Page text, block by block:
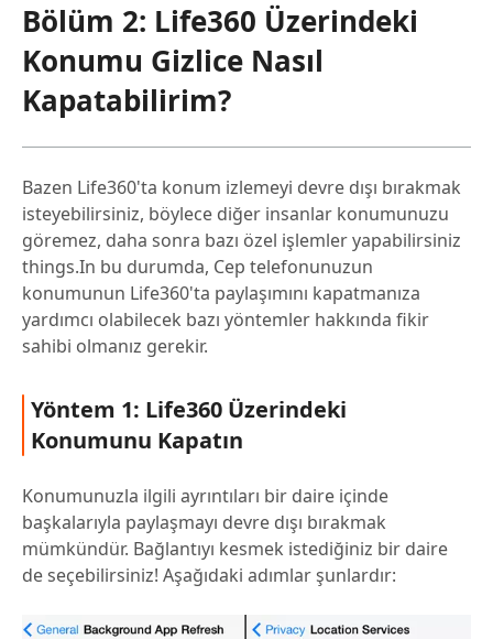
Bölüm 2: Life360 Üzerindeki
Konumu Gizlice Nasıl
Kapatabilirim?
Bazen Life360'ta konum izlemeyi devre dışı bırakmak
isteyebilirsiniz, böylece diğer insanlar konumunuzu
göremez, daha sonra bazı özel işlemler yapabilirsiniz
things.In bu durumda, Cep telefonunuzun
konumunun Life360'ta paylaşımını kapatmanıza
yardımcı olabilecek bazı yöntemler hakkında fikir
sahibi olmanız gerekir.
Yöntem 1: Life360 Üzerindeki
Konumunu Kapatın
Konumunuzla ilgili ayrıntıları bir daire içinde
başkalarıyla paylaşmayı devre dışı bırakmak
mümkündür. Bağlantıyı kesmek istediğiniz bir daire
de seçebilirsiniz! Aşağıdaki adımlar şunlardır: